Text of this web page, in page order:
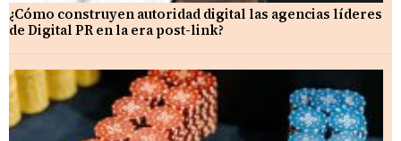
¿Cómo construyen autoridad digital las agencias líderes
de Digital PR en la era post-link?